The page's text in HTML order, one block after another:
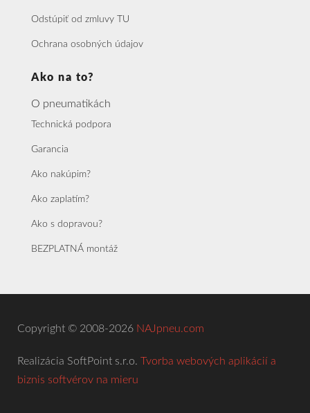
Odstúpiť od zmluvy TU
Ochrana osobných údajov
Ako na to?
O pneumatikách
Technická podpora
Garancia
Ako nakúpim?
Ako zaplatím?
Ako s dopravou?
BEZPLATNÁ montáž
Copyright © 2008-2026 NAJpneu.com
Realizácia SoftPoint s.r.o. Tvorba webových aplikácií a
biznis softvérov na mieru